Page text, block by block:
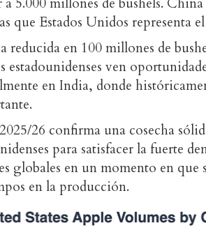
que Estados Unidos representa
reducida en 100 millones de
estadounidenses ven
en India, donde
26 confirma una cosecha
para satisfacer la fuerte
globales en un momento en que
en la producción.